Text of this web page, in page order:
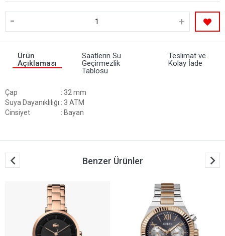
- +
Ürün
Açıklaması
Saatlerin Su
Geçirmezlik
Tablosu
Teslimat ve
Kolay İade
Çap
: 32 mm
Suya Dayanıklılığı : 3 ATM
Cinsiyet
: Bayan
Benzer Ürünler